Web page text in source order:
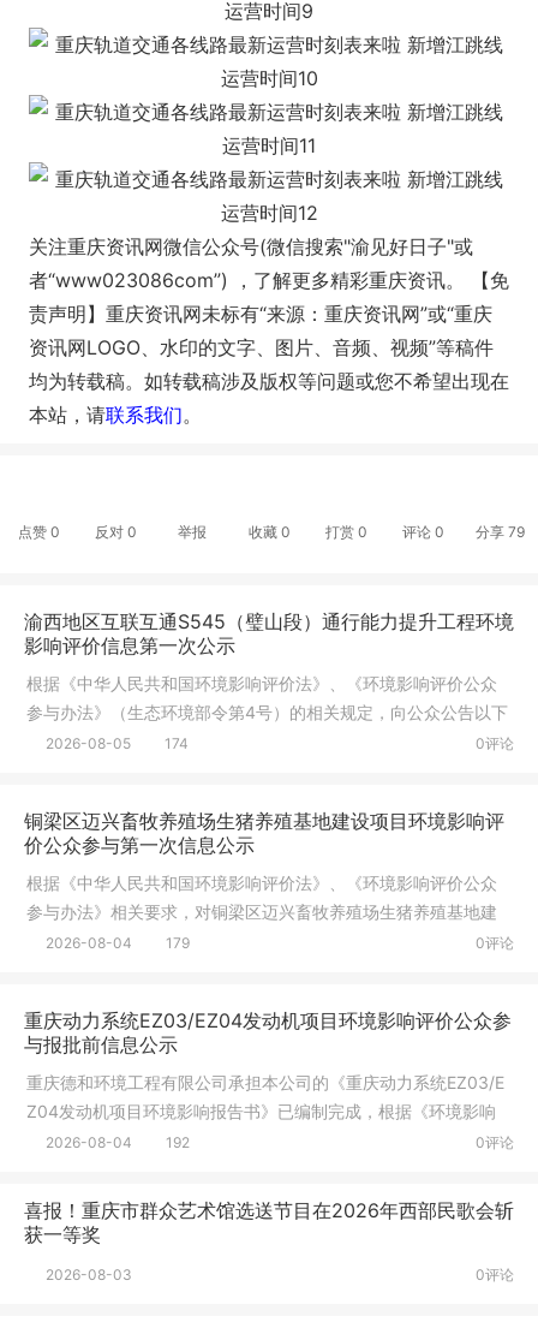
关注重庆资讯网微信公众号(微信搜索"渝见好日子"或
者“www023086com”) ，了解更多精彩重庆资讯。
【免
责声明】重庆资讯网未标有“来源：重庆资讯网”或“重庆
资讯网LOGO、水印的文字、图片、音频、视频”等稿件
均为转载稿。如转载稿涉及版权等问题或您不希望出现在
本站，请联系我们。
点赞 0 反对 0 举报 收藏 0 打赏 0 评论 0 分享 79
渝西地区互联互通S545（璧山段）通行能力提升工程环境
影响评价信息第一次公示
根据《中华人民共和国环境影响评价法》、《环境影响评价公众
参与办法》（生态环境部令第4号）的相关规定，向公众公告以下
信息：
0评论
2026-08-05 174
铜梁区迈兴畜牧养殖场生猪养殖基地建设项目环境影响评
价公众参与第一次信息公示
根据《中华人民共和国环境影响评价法》、《环境影响评价公众
参与办法》相关要求，对铜梁区迈兴畜牧养殖场生猪养殖基地建
设项目环
0评论
2026-08-04 179
重庆动力系统EZ03/EZ04发动机项目环境影响评价公众参
与报批前信息公示
重庆德和环境工程有限公司承担本公司的《重庆动力系统EZ03/E
Z04发动机项目环境影响报告书》已编制完成，根据《环境影响
评价公众
0评论
2026-08-04 192
喜报！重庆市群众艺术馆选送节目在2026年西部民歌会斩
获一等奖
0评论
2026-08-03